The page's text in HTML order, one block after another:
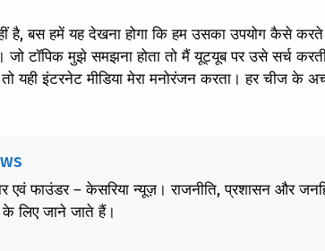
है, बस हमें यह देखना होगा कि हम उसका उपयोग कैसे
जो टॉपिक मुझे समझना होता तो मैं यूट्यूब पर उसे सर्च
यही इंटरनेट मीडिया मेरा मनोरंजन करता। हर चीज के
एवं फाउंडर – केसरिया न्यूज़। राजनीति, प्रशासन और
के लिए जाने जाते हैं।